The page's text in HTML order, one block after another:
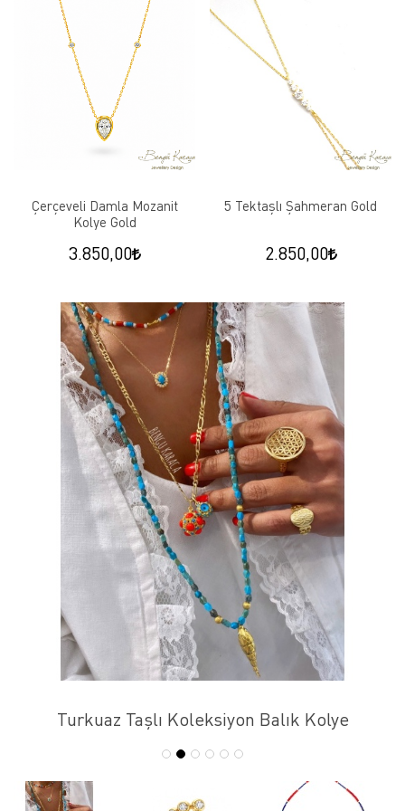
Çerçeveli Damla Mozanit
Kolye Gold
3.850,00
5 Tektaşlı Şahmeran Gold
2.850,00
Turkuaz Taşlı Koleksiyon Balık Kolye